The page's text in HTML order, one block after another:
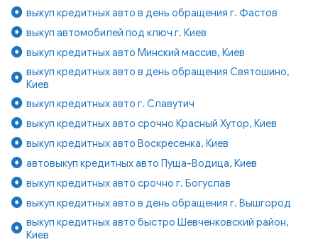
выкуп кредитных авто в день обращения г. Фастов
выкуп автомобилей под ключ г. Киев
выкуп кредитных авто Минский массив, Киев
выкуп кредитных авто в день обращения Святошино,
Киев
выкуп кредитных авто г. Славутич
выкуп кредитных авто срочно Красный Хутор, Киев
выкуп кредитных авто Воскресенка, Киев
автовыкуп кредитных авто Пуща-Водица, Киев
выкуп кредитных авто срочно г. Богуслав
выкуп кредитных авто в день обращения г. Вышгород
выкуп кредитных авто быстро Шевченковский район,
Киев